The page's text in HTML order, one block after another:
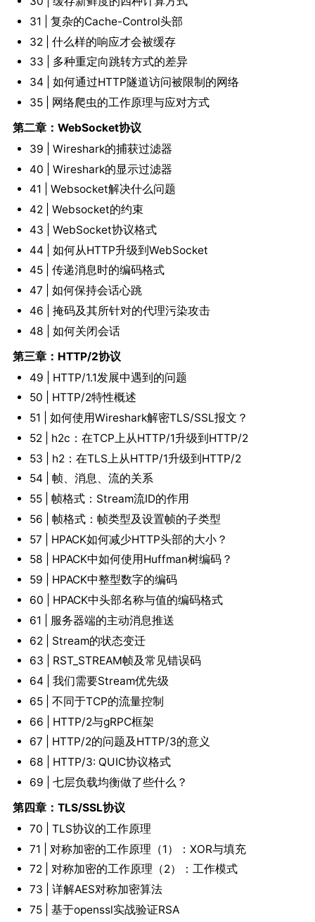
31 | 复杂的Cache-Control头部
32 | 什么样的响应才会被缓存
33 | 多种重定向跳转方式的差异
34 | 如何通过HTTP隧道访问被限制的网络
35 | 网络爬虫的工作原理与应对方式
第二章：WebSocket协议
39 | Wireshark的捕获过滤器
40 | Wireshark的显示过滤器
41 | Websocket解决什么问题
42 | Websocket的约束
43 | WebSocket协议格式
44 | 如何从HTTP升级到WebSocket
45 | 传递消息时的编码格式
47 | 如何保持会话心跳
46 | 掩码及其所针对的代理污染攻击
48 | 如何关闭会话
第三章：HTTP/2协议
49 | HTTP/1.1发展中遇到的问题
50 | HTTP/2特性概述
51 | 如何使用Wireshark解密TLS/SSL报文？
52 | h2c：在TCP上从HTTP/1升级到HTTP/2
53 | h2：在TLS上从HTTP/1升级到HTTP/2
54 | 帧、消息、流的关系
55 | 帧格式：Stream流ID的作用
56 | 帧格式：帧类型及设置帧的子类型
57 | HPACK如何减少HTTP头部的大小？
58 | HPACK中如何使用Huffman树编码？
59 | HPACK中整型数字的编码
60 | HPACK中头部名称与值的编码格式
61 | 服务器端的主动消息推送
62 | Stream的状态变迁
63 | RST_STREAM帧及常见错误码
64 | 我们需要Stream优先级
65 | 不同于TCP的流量控制
66 | HTTP/2与gRPC框架
67 | HTTP/2的问题及HTTP/3的意义
68 | HTTP/3: QUIC协议格式
69 | 七层负载均衡做了些什么？
第四章：TLS/SSL协议
70 | TLS协议的工作原理
71 | 对称加密的工作原理（1）：XOR与填充
72 | 对称加密的工作原理（2）：工作模式
73 | 详解AES对称加密算法
75 | 基于openssl实战验证RSA